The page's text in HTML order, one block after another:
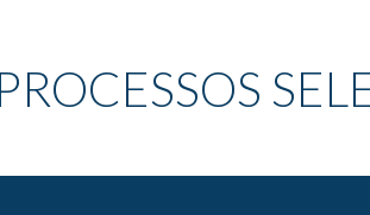
PROCESSOS